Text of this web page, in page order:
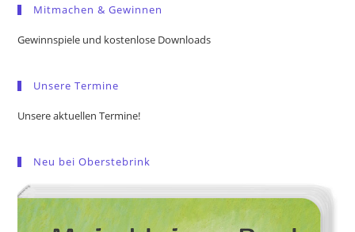
Mitmachen & Gewinnen
Gewinnspiele und kostenlose Downloads
Unsere Termine
Unsere aktuellen Termine!
Neu bei Oberstebrink